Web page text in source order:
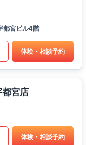
都宮ビル4階
体験・相談予約
都宮店
体験・相談予約